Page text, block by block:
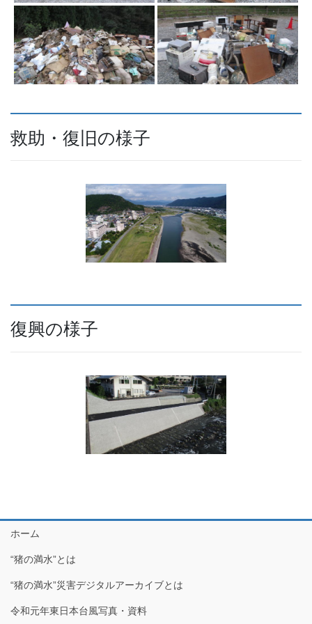
救助・復旧の様子
復興の様子
ホーム
“猪の満水”とは
“猪の満水”災害デジタルアーカイブとは
令和元年東日本台風写真・資料